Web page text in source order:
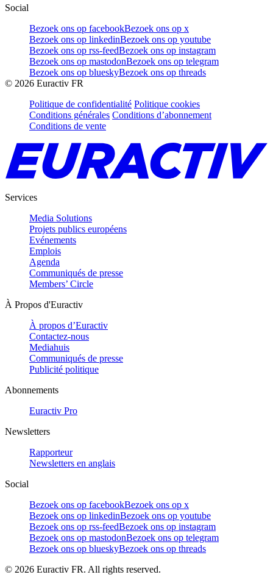
Social
Bezoek ons op facebookBezoek ons op x
Bezoek ons op linkedinBezoek ons op youtube
Bezoek ons op rss-feedBezoek ons op instagram
Bezoek ons op mastodonBezoek ons op telegram
Bezoek ons op blueskyBezoek ons op threads
© 2026 Euractiv FR
Politique de confidentialité Politique cookies
Conditions générales Conditions d’abonnement
Conditions de vente
Services
Media Solutions
Projets publics européens
Evénements
Emplois
Agenda
Communiqués de presse
Members’ Circle
À Propos d'Euractiv
À propos d’Euractiv
Contactez-nous
Mediahuis
Communiqués de presse
Publicité politique
Abonnements
Euractiv Pro
Newsletters
Rapporteur
Newsletters en anglais
Social
Bezoek ons op facebookBezoek ons op x
Bezoek ons op linkedinBezoek ons op youtube
Bezoek ons op rss-feedBezoek ons op instagram
Bezoek ons op mastodonBezoek ons op telegram
Bezoek ons op blueskyBezoek ons op threads
© 2026 Euractiv FR. All rights reserved.